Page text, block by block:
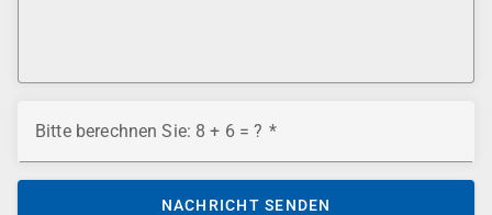
Bitte berechnen Sie: 8 + 6 = ?
NACHRICHT SENDEN